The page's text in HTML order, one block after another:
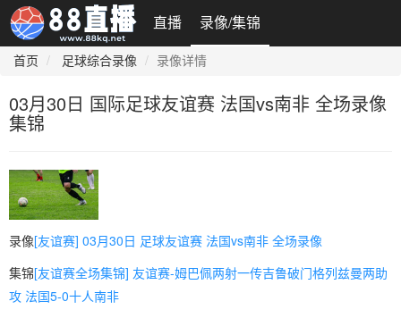
直播 录像/集锦
首页 足球综合录像 录像详情
03月30日 国际足球友谊赛 法国vs南非 全场录像
集锦
录像[友谊赛] 03月30日 足球友谊赛 法国vs南非 全场录像
集锦[友谊赛全场集锦] 友谊赛-姆巴佩两射一传吉鲁破门格列兹曼两助
攻 法国5-0十人南非